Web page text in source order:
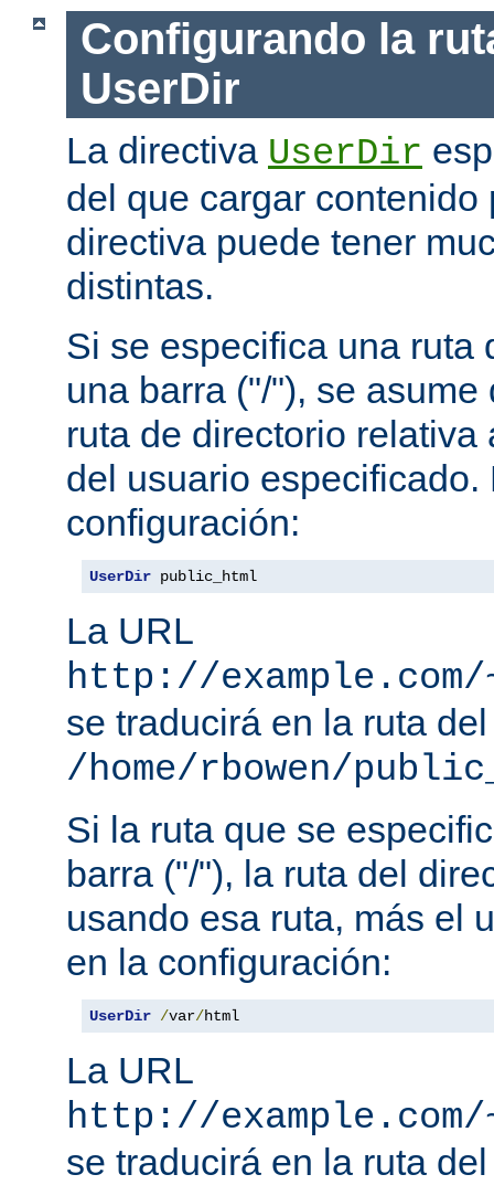
Configurando la
UserDir
La directiva UserDir
del que cargar contenido
directiva puede tener
distintas.
Si se especifica una ruta
una barra ("/"), se
ruta de directorio relativa
del usuario especificado.
configuración:
UserDir public_html
La URL
http://
se traducirá en la ruta
/home/rbowen/
Si la ruta que se
barra ("/"), la ruta del
usando esa ruta, más el
en la configuración:
UserDir /var/html
La URL
http://
se traducirá en la ruta